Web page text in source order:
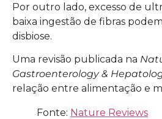
Por outro lado, excesso de
baixa ingestão de fibras
disbiose.
Uma revisão publicada na
Gastroenterology &
relação entre alimentação e
Fonte: Nature Reviews